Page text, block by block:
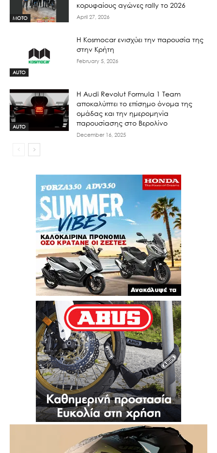
MOTO
κορυφαίους αγώνες rally το 2026
April 27, 2026
AUTO
Η Kosmocar ενισχύει την παρουσία της
στην Κρήτη
February 5, 2026
AUTO
Η Audi Revolut Formula 1 Team
αποκαλύπτει το επίσημο όνομα της
ομάδας και την ημερομηνία
παρουσίασης στο Βερολίνο
December 16, 2025